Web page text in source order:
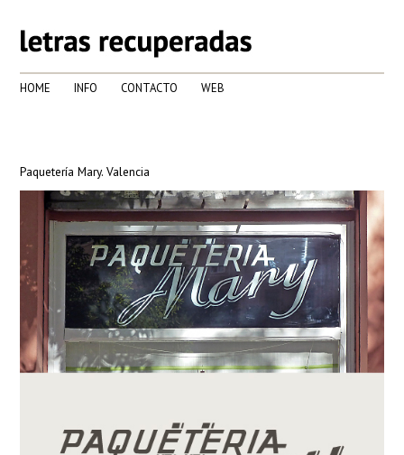
HOME INFO CONTACTO WEB
Paquetería Mary. Valencia